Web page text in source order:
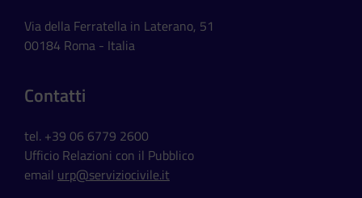
Via della Ferratella in Laterano, 51
00184 Roma - Italia
Contatti
tel. +39 06 6779 2600
Ufficio Relazioni con il Pubblico
email urp@serviziocivile.it